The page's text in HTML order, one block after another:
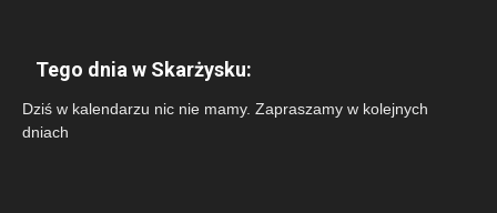
Tego dnia w Skarżysku:
Dziś w kalendarzu nic nie mamy. Zapraszamy w kolejnych
dniach